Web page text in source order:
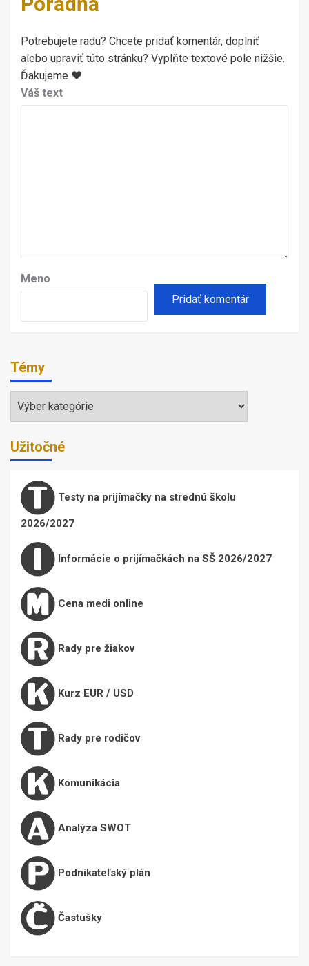
Potrebujete radu? Chcete pridať komentár, doplniť
alebo upraviť túto stránku? Vyplňte textové pole nižšie.
Ďakujeme ♥
Váš text
Meno
Témy
Témy
Užitočné
Testy na prijímačky na strednú školu
2026/2027
Informácie o prijímačkách na SŠ 2026/2027
Cena medi online
Rady pre žiakov
Kurz EUR / USD
Rady pre rodičov
Komunikácia
Analýza SWOT
Podnikateľský plán
Častušky